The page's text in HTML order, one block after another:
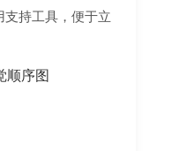
持工具，便于立
顺序图